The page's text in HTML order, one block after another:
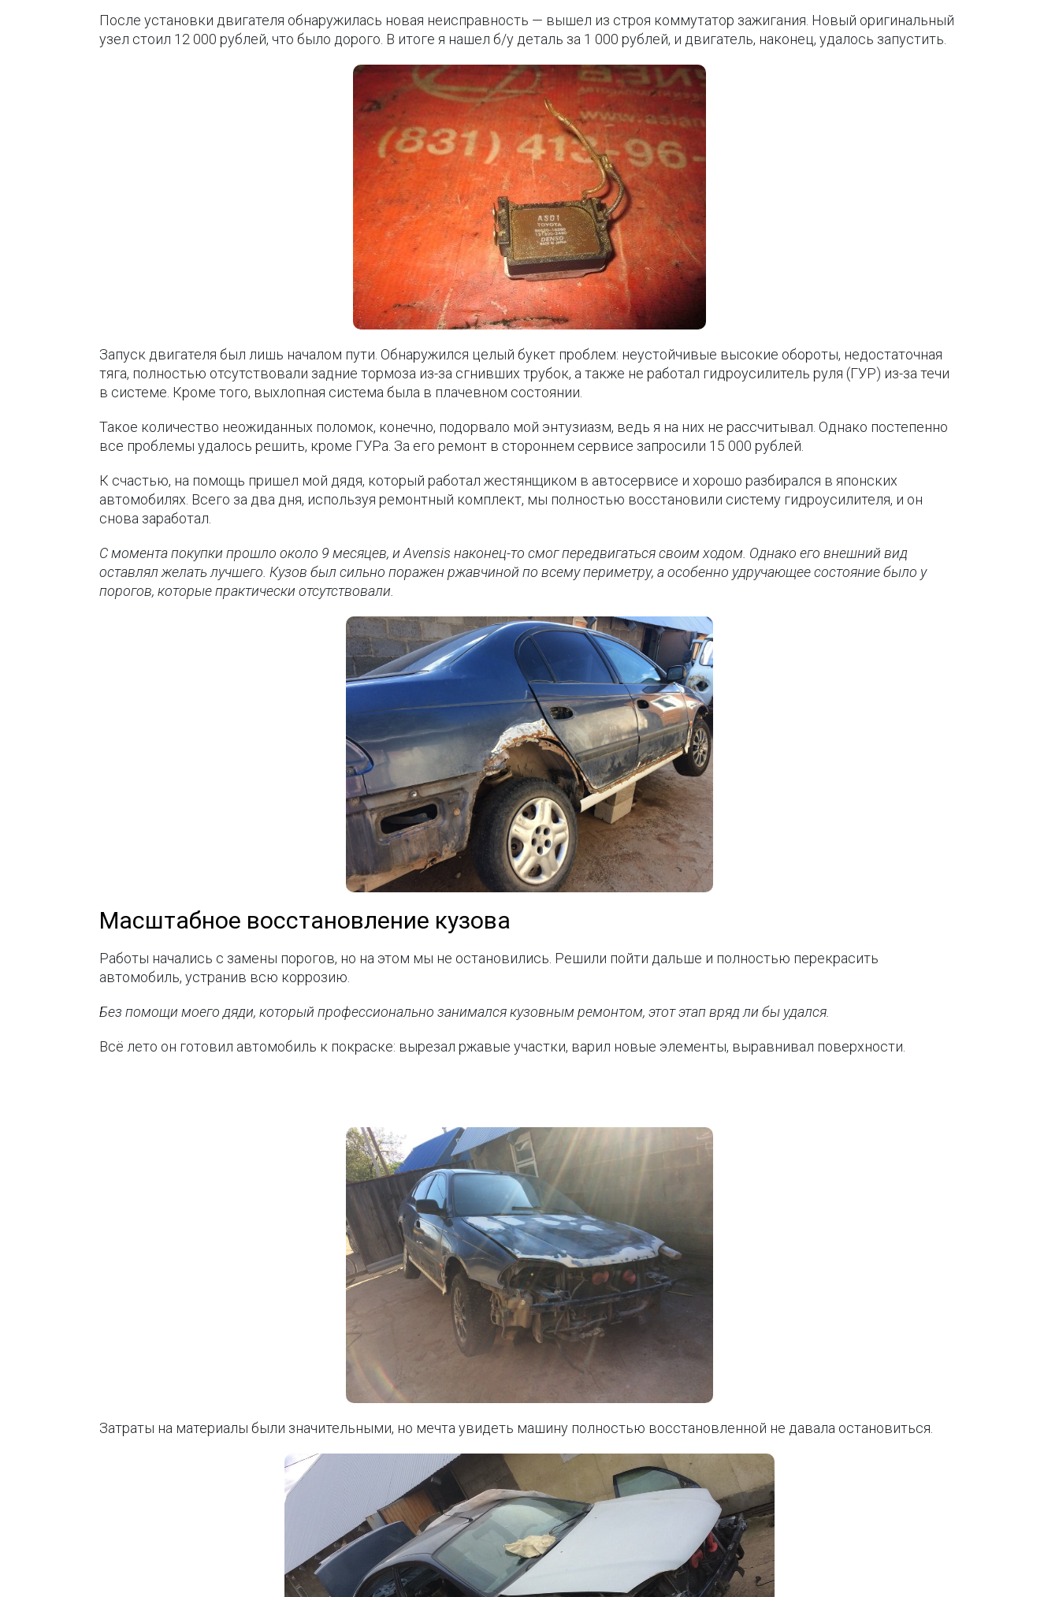
После установки двигателя обнаружилась новая неисправность — вышел из строя коммутатор зажигания. Новый оригинальный
узел стоил 12 000 рублей, что было дорого. В итоге я нашел б/у деталь за 1 000 рублей, и двигатель, наконец, удалось запустить.
Запуск двигателя был лишь началом пути. Обнаружился целый букет проблем: неустойчивые высокие обороты, недостаточная
тяга, полностью отсутствовали задние тормоза из-за сгнивших трубок, а также не работал гидроусилитель руля (ГУР) из-за течи
в системе. Кроме того, выхлопная система была в плачевном состоянии.
Такое количество неожиданных поломок, конечно, подорвало мой энтузиазм, ведь я на них не рассчитывал. Однако постепенно
все проблемы удалось решить, кроме ГУРа. За его ремонт в стороннем сервисе запросили 15 000 рублей.
К счастью, на помощь пришел мой дядя, который работал жестянщиком в автосервисе и хорошо разбирался в японских
автомобилях. Всего за два дня, используя ремонтный комплект, мы полностью восстановили систему гидроусилителя, и он
снова заработал.
С момента покупки прошло около 9 месяцев, и Avensis наконец-то смог передвигаться своим ходом. Однако его внешний вид
оставлял желать лучшего. Кузов был сильно поражен ржавчиной по всему периметру, а особенно удручающее состояние было у
порогов, которые практически отсутствовали.
Масштабное восстановление кузова
Работы начались с замены порогов, но на этом мы не остановились. Решили пойти дальше и полностью перекрасить
автомобиль, устранив всю коррозию.
Без помощи моего дяди, который профессионально занимался кузовным ремонтом, этот этап вряд ли бы удался.
Всё лето он готовил автомобиль к покраске: вырезал ржавые участки, варил новые элементы, выравнивал поверхности.
Затраты на материалы были значительными, но мечта увидеть машину полностью восстановленной не давала остановиться.